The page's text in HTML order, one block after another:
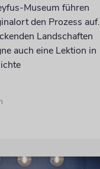
Museum führen
den Prozess auf.
Landschaften
auch eine Lektion in